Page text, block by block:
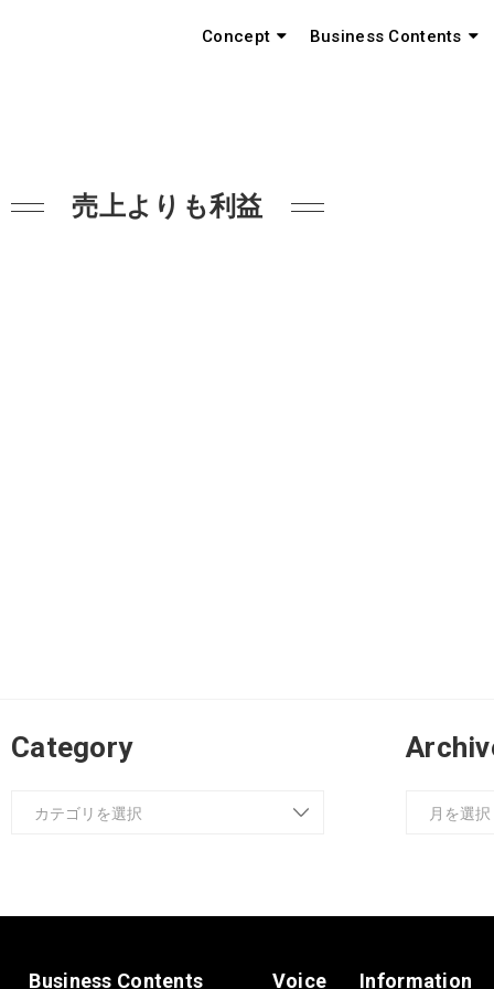
Concept Business Contents
売上よりも利益
Category
Business Contents Voice Information